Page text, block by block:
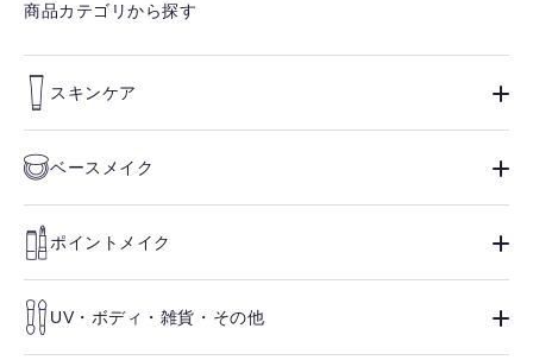
商品カテゴリから探す
スキンケア
ベースメイク
ポイントメイク
UV・ボディ・雑貨・その他